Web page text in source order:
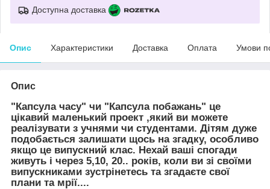
Доступна доставка
Опис Характеристики Доставка Оплата Умови
Опис
"Капсула часу" чи "Капсула побажань" це
цікавий маленький проект ,який ви можете
реалізувати з учнями чи студентами. Дітям дуже
подобається залишати щось на згадку, особливо
якщо це випускний клас. Нехай ваші спогади
живуть і через 5,10, 20.. років, коли ви зі своїми
випускниками зустрінетесь та згадаєте свої
плани та мрії....